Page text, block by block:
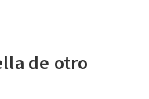
de otro